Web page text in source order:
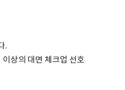
.
상의 대면 체크업 선호